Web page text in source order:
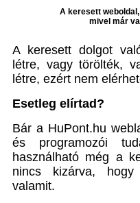
A keresett
mivel már
A keresett dolgot
létre, vagy törölték,
létre, ezért nem
Esetleg elírtad?
Bár a HuPont.hu
és programozói
használható még a
nincs kizárva, hogy
valamit.